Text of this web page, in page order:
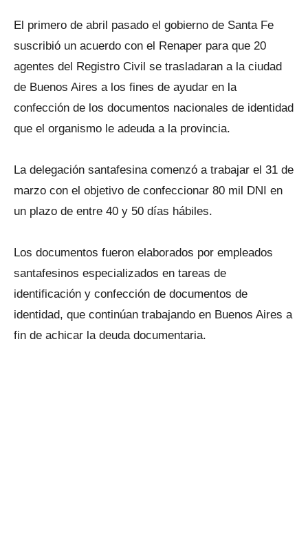
El primero de abril pasado el gobierno de Santa Fe
suscribió un acuerdo con el Renaper para que 20
agentes del Registro Civil se trasladaran a la ciudad
de Buenos Aires a los fines de ayudar en la
confección de los documentos nacionales de identidad
que el organismo le adeuda a la provincia.
La delegación santafesina comenzó a trabajar el 31 de
marzo con el objetivo de confeccionar 80 mil DNI en
un plazo de entre 40 y 50 días hábiles.
Los documentos fueron elaborados por empleados
santafesinos especializados en tareas de
identificación y confección de documentos de
identidad, que continúan trabajando en Buenos Aires a
fin de achicar la deuda documentaria.